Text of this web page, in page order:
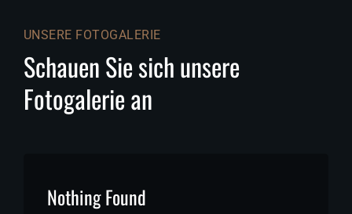
UNSERE FOTOGALERIE
Schauen Sie sich unsere
Fotogalerie an
Nothing Found